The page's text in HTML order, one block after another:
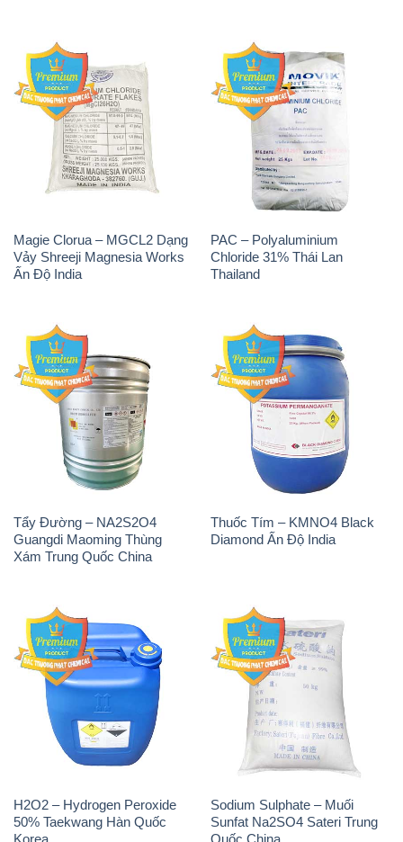
Magie Clorua – MGCL2 Dạng
Vảy Shreeji Magnesia Works
Ấn Độ India
PAC – Polyaluminium
Chloride 31% Thái Lan
Thailand
Tẩy Đường – NA2S2O4
Guangdi Maoming Thùng
Xám Trung Quốc China
Thuốc Tím – KMNO4 Black
Diamond Ấn Độ India
H2O2 – Hydrogen Peroxide
50% Taekwang Hàn Quốc
Korea
Sodium Sulphate – Muối
Sunfat Na2SO4 Sateri Trung
Quốc China